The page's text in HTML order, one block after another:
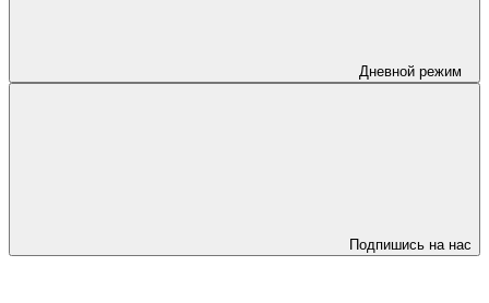
Дневной режим
Подпишись на нас